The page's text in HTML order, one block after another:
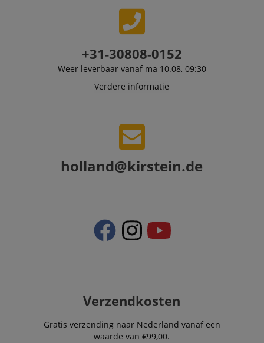
+31-30808-0152
Weer leverbaar vanaf ma 10.08, 09:30
Verdere informatie
holland@kirstein.de
Verzendkosten
Gratis verzending naar Nederland vanaf een
waarde van €99,00.